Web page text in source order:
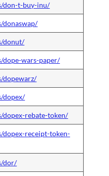
don-t-buy-inu/
donut/
wars-paper/
dopewarz/
dopex/
rebate-token/
receipt-token-
dor/